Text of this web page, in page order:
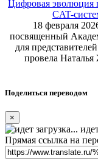
Цифровая эволюция
CAT-
18 февраля
посвященный
для
провела Наталья
Поделиться переводом
×
Прямая ссылка на